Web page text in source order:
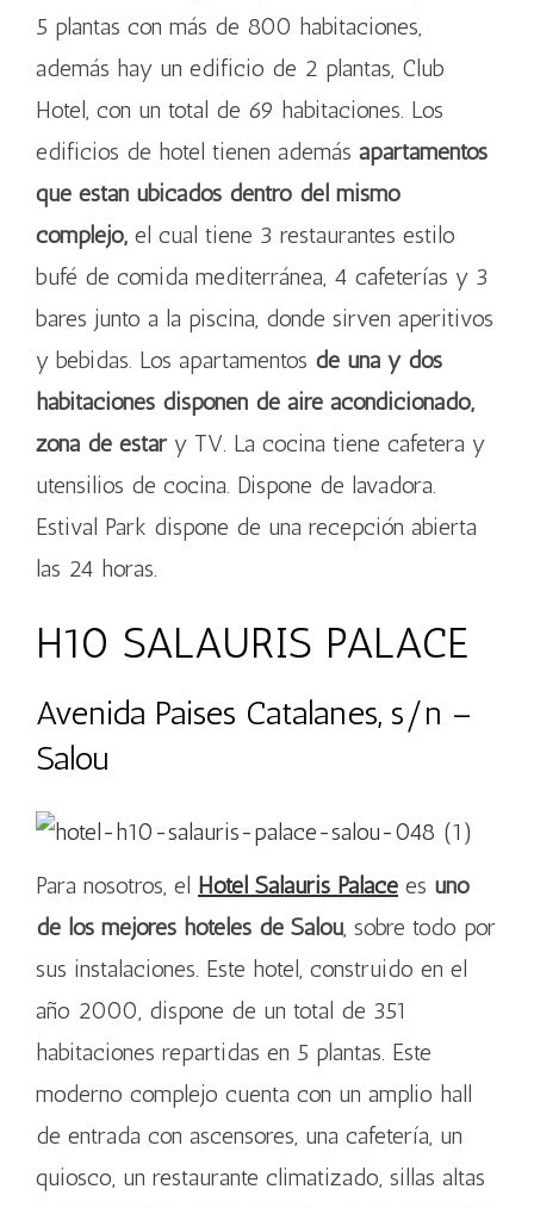
5 plantas con más de 800 habitaciones,
además hay un edificio de 2 plantas, Club
Hotel, con un total de 69 habitaciones. Los
edificios de hotel tienen además apartamentos
que están ubicados dentro del mismo
complejo, el cual tiene 3 restaurantes estilo
bufé de comida mediterránea, 4 cafeterías y 3
bares junto a la piscina, donde sirven aperitivos
y bebidas. Los apartamentos de una y dos
habitaciones disponen de aire acondicionado,
zona de estary TV. La cocina tiene cafetera y
utensilios de cocina. Dispone de lavadora.
Estival Park dispone de una recepción abierta
las 24 horas.
H10 SALAURIS PALACE
Avenida Paises Catalanes, s/n –
Salou
Para nosotros, el Hotel Salauris Palace es uno
de los mejores hoteles de Salou, sobre todo por
sus instalaciones. Este hotel, construido en el
año 2000, dispone de un total de 351
habitaciones repartidas en 5 plantas. Este
moderno complejo cuenta con un amplio hall
de entrada con ascensores, una cafetería, un
quiosco, un restaurante climatizado, sillas altas